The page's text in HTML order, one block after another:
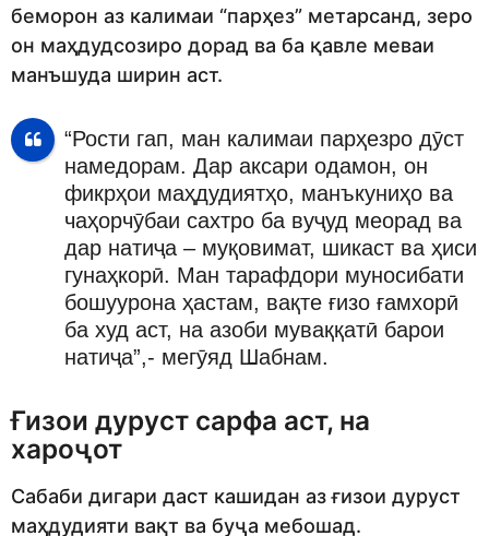
беморон аз калимаи “парҳез” метарсанд, зеро
он маҳдудсозиро дорад ва ба қавле меваи
манъшуда ширин аст.
“Рости гап, ман калимаи парҳезро дӯст
намедорам. Дар аксари одамон, он
фикрҳои маҳдудиятҳо, манъкуниҳо ва
чаҳорчӯбаи сахтро ба вуҷуд меорад ва
дар натиҷа – муқовимат, шикаст ва ҳиси
гунаҳкорӣ. Ман тарафдори муносибати
бошуурона ҳастам, вақте ғизо ғамхорӣ
ба худ аст, на азоби муваққатӣ барои
натиҷа”,- мегӯяд Шабнам.
Ғизои дуруст сарфа аст, на
хароҷот
Сабаби дигари даст кашидан аз ғизои дуруст
маҳдудияти вақт ва буҷа мебошад.